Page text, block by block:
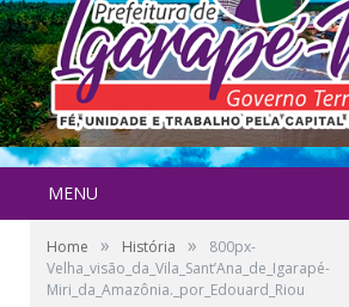
MENU
Home » História »
800px-
Velha_visão_da_Vila_Sant’Ana_de_Igarapé-
Miri_da_Amazônia._por_Edouard_Riou